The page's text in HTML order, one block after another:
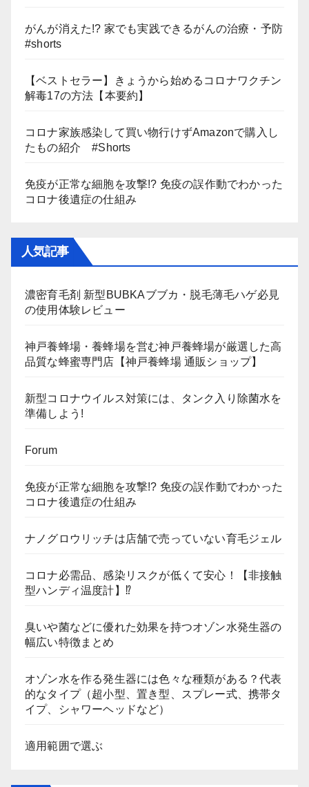
がんが消えた!? 家でも実践できるがんの治療・予防
#shorts
【ベストセラー】きょうから始めるコロナワクチン
解毒17の方法【本要約】
コロナ家族感染して買い物行けずAmazonで購入し
たもの紹介 #Shorts
免疫が正常な細胞を攻撃!? 免疫の誤作動でわかった
コロナ後遺症の仕組み
人気記事
濃密育毛剤 新型BUBKAブブカ・脱毛薄毛ハゲ必見
の使用体験レビュー
神戸養蜂場・養蜂場を営む神戸養蜂場が厳選した高
品質な蜂蜜専門店【神戸養蜂場 通販ショップ】
新型コロナウイルス対策には、タンク入り除菌水を
準備しよう!
Forum
免疫が正常な細胞を攻撃!? 免疫の誤作動でわかった
コロナ後遺症の仕組み
ナノグロウリッチは店舗で売っていない育毛ジェル
コロナ必需品、感染リスクが低くて安心！【非接触
型ハンディ温度計】⁉
臭いや菌などに優れた効果を持つオゾン水発生器の
幅広い特徴まとめ
オゾン水を作る発生器には色々な種類がある？代表
的なタイプ（超小型、置き型、スプレー式、携帯タ
イプ、シャワーヘッドなど）
適用範囲で選ぶ